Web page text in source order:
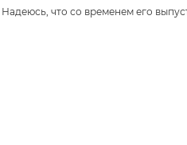
что со временем его